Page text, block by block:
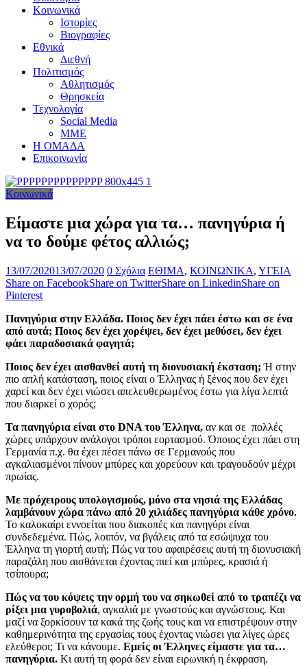
Κοινωνικά
Ιστορίες
Βιογραφίες
Εθνικά
Διεθνή
Πολιτισμός
Αθλητισμός
Θρησκεία
Τεχνολογία
Social Media
ΜΜΕ
Η ΟΜΑΔΑ
Επικοινωνία
Κοινωνικά
Είμαστε μια χώρα για τα… πανηγύρια ή
να το δούμε φέτος αλλιώς;
13/07/202013/07/2020 0 Σχόλια ΕΘΙΜΑ, ΚΟΙΝΩΝΙΚΑ, ΥΓΕΙΑ
Share on FacebookShare on TwitterShare on LinkedinShare on
Pinterest
Πανηγύρια στην Ελλάδα. Ποιος δεν έχει πάει έστω και σε ένα
από αυτά; Ποιος δεν έχει χορέψει, δεν έχει μεθύσει, δεν έχει
φάει παραδοσιακά φαγητά;
Ποιος δεν έχει αισθανθεί αυτή τη διονυσιακή έκσταση;Ή στην
πιο απλή κατάσταση, ποιος είναι ο Έλληνας ή ξένος που δεν έχει
χαρεί και δεν έχει νιώσει απελευθερωμένος έστω για λίγα λεπτά
που διαρκεί ο χορός;
Τα πανηγύρια είναι στο DNA του Έλληνα, αν και σε πολλές
χώρες υπάρχουν ανάλογοι τρόποι εορτασμού. Όποιος έχει πάει στη
Γερμανία π.χ. θα έχει πέσει πάνω σε Γερμανούς που
αγκαλιασμένοι πίνουν μπύρες και χορεύουν και τραγουδούν μέχρι
πρωίας.
Με πρόχειρους υπολογισμούς, μόνο στα νησιά της Ελλάδας
λαμβάνουν χώρα πάνω από 20 χιλιάδες πανηγύρια κάθε χρόνο.
Το καλοκαίρι εννοείται που διακοπές και πανηγύρι είναι
συνδεδεμένα. Πώς, λοιπόν, να βγάλεις από τα εσώψυχα του
Έλληνα τη γιορτή αυτή; Πώς να του αφαιρέσεις αυτή τη διονυσιακή
παραζάλη που αισθάνεται έχοντας πιεί και μπύρες, κρασιά ή
τσίπουρα;
Πώς να του κόψεις την ορμή του να σηκωθεί από το τραπέζι να
ρίξει μια γυροβολιά, αγκαλιά με γνωστούς και αγνώστους. Και
μαζί να ξορκίσουν τα κακά της ζωής τους και να επιστρέψουν στην
καθημερινότητα της εργασίας τους έχοντας νιώσει για λίγες ώρες
ελεύθεροι; Τι να κάνουμε. Εμείς οι Έλληνες είμαστε για τα…
πανηγύρια. Κι αυτή τη φορά δεν είναι ειρωνική η έκφραση.